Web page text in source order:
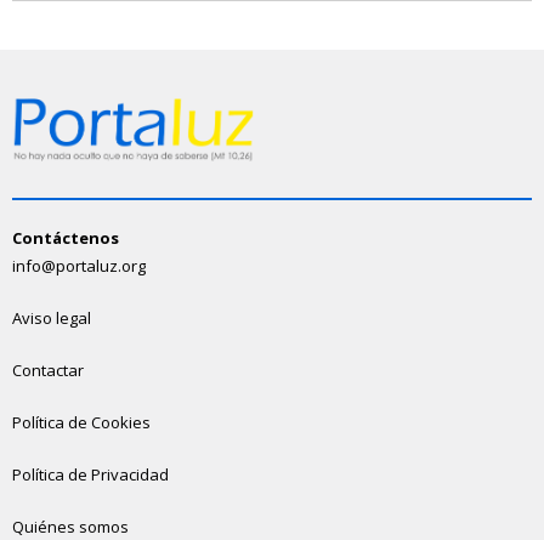
Contáctenos
info@portaluz.org
Aviso legal
Contactar
Política de Cookies
Política de Privacidad
Quiénes somos